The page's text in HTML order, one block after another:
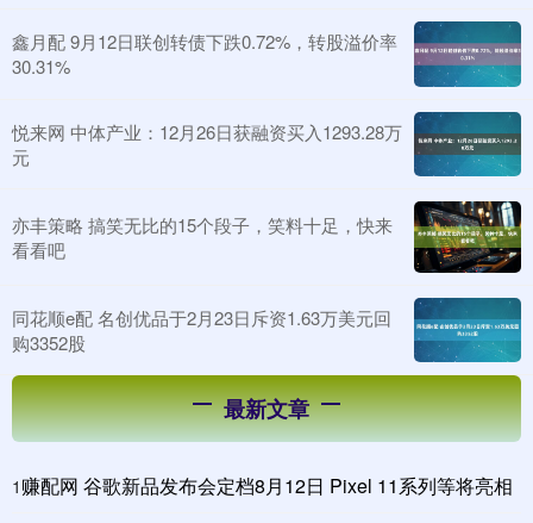
鑫月配 9月12日联创转债下跌0.72%，转股溢价率
30.31%
悦来网 中体产业：12月26日获融资买入1293.28万
元
亦丰策略 搞笑无比的15个段子，笑料十足，快来
看看吧
同花顺e配 名创优品于2月23日斥资1.63万美元回
购3352股
最新文章
1 赚配网 谷歌新品发布会定档8月12日 Pixel 11系列等将亮相